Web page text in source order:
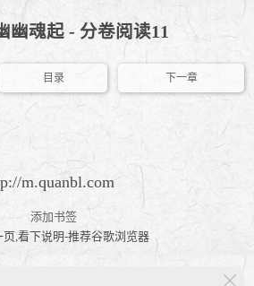
幽魂起 - 分卷阅读11
目录 下一章
m.quanbl.com
添加书签
,看下说明-推荐谷歌浏览器